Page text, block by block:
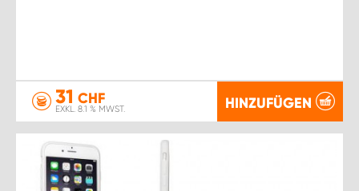
31 CHF
EXKL. 8.1 % MWST. HINZUFÜGEN